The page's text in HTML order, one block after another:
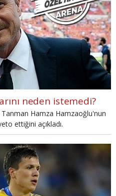
neden istemedi?
Hamza Hamzaoğlu'nun
ettiğini açıkladı.